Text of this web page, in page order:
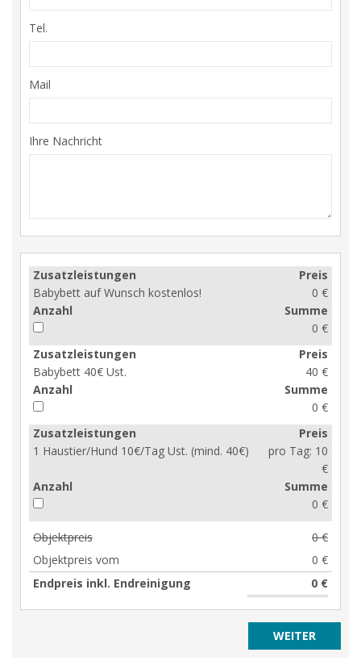
Tel.
Mail
Ihre Nachricht
Zusatzleistungen
Babybett auf Wunsch kostenlos!
Preis
0 €
Anzahl
Summe
0 €
Zusatzleistungen
Babybett 40€ Ust.
Preis
40 €
Anzahl
Summe
0 €
Zusatzleistungen
1 Haustier/Hund 10€/Tag Ust. (mind. 40€)
Preis
pro Tag: 10
€
Anzahl
Summe
0 €
Objektpreis
0 €
Objektpreis vom
0 €
Endpreis inkl. Endreinigung
0 €